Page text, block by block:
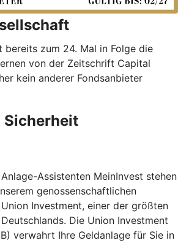
bereits zum 24. Mal in Folge die
von der Zeitschrift Capital
kein anderer Fondsanbieter
Sicherheit
Assistenten MeinInvest stehen
genossenschaftlichen
Investment, einer der größten
Die Union Investment
verwahrt Ihre Geldanlage für Sie in